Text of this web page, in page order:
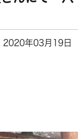
2020年03月19日